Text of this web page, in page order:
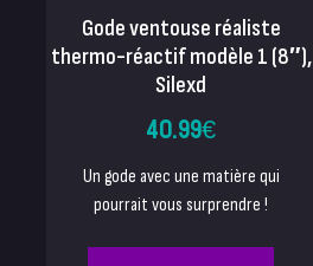
Gode ventouse réaliste
thermo-réactif modèle 1 (8″),
Silexd
40.99€
Un gode avec une matière qui
pourrait vous surprendre !